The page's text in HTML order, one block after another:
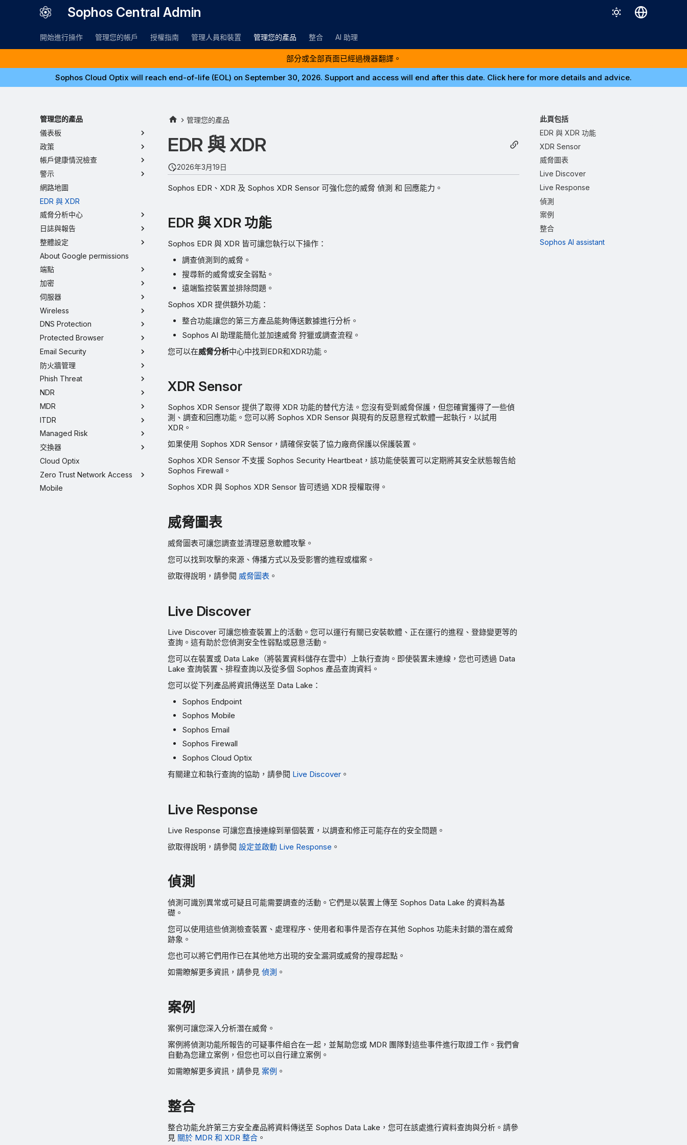
Sophos Central Admin
Español
開始進行操作 管理您的帳戶 授權指南 管理人員和裝置 管理您的產品 整合 AI 助理
部分或全部頁面已經過機器翻譯。
Sophos Cloud Optix will reach end-of-life (EOL) on September 30, 2026. Support and access will end after this date. Click here for more details and advice.
管理您的產品
儀表板
政策
帳戶健康情況檢查
警示
網路地圖
EDR 與 XDR
威脅分析中心
日誌與報告
整體設定
About Google permissions
端點
加密
伺服器
Wireless
DNS Protection
Protected Browser
Email Security
防火牆管理
Phish Threat
NDR
MDR
ITDR
Managed Risk
交換器
Cloud Optix
Zero Trust Network Access
Mobile
此頁包括
EDR 與 XDR 功能
XDR Sensor
威脅圖表
Live Discover
Live Response
偵測
案例
整合
Sophos AI assistant
管理您的產品
EDR 與 XDR
2026年3月19日
Sophos EDR、XDR 及 Sophos XDR Sensor 可強化您的威脅 偵測 和 回應能力。
EDR 與 XDR 功能
Sophos EDR 與 XDR 皆可讓您執行以下操作：
調查偵測到的威脅。
搜尋新的威脅或安全弱點。
遠端監控裝置並排除問題。
Sophos XDR 提供額外功能：
整合功能讓您的第三方產品能夠傳送數據進行分析。
Sophos AI 助理能簡化並加速威脅 狩獵或調查流程。
您可以在威脅分析中心中找到EDR和XDR功能。
XDR Sensor
Sophos XDR Sensor 提供了取得 XDR 功能的替代方法。您沒有受到威脅保護，但您確實獲得了一些偵
測、調查和回應功能。您可以將 Sophos XDR Sensor 與現有的反惡意程式軟體一起執行，以試用
XDR。
如果使用 Sophos XDR Sensor，請確保安裝了協力廠商保護以保護裝置。
Sophos XDR Sensor 不支援 Sophos Security Heartbeat，該功能使裝置可以定期將其安全狀態報告給
Sophos Firewall。
Sophos XDR 與 Sophos XDR Sensor 皆可透過 XDR 授權取得。
威脅圖表
威脅圖表可讓您調查並清理惡意軟體攻擊。
您可以找到攻擊的來源、傳播方式以及受影響的進程或檔案。
欲取得說明，請參閱 威脅圖表 。
Live Discover
Live Discover 可讓您檢查裝置上的活動。您可以運行有關已安裝軟體、正在運行的進程、登錄變更等的
查詢。這有助於您偵測安全性弱點或惡意活動。
您可以在裝置或 Data Lake（將裝置資料儲存在雲中）上執行查詢。即使裝置未連線，您也可透過 Data
Lake 查詢裝置、排程查詢以及從多個 Sophos 產品查詢資料。
您可以從下列產品將資訊傳送至 Data Lake：
Sophos Endpoint
Sophos Mobile
Sophos Email
Sophos Firewall
Sophos Cloud Optix
有關建立和執行查詢的協助，請參閱 Live Discover 。
Live Response
Live Response 可讓您直接連線到單個裝置，以調查和修正可能存在的安全問題。
欲取得說明，請參閱 設定並啟動 Live Response 。
偵測
偵測可識別異常或可疑且可能需要調查的活動。它們是以裝置上傳至 Sophos Data Lake 的資料為基
礎。
您可以使用這些偵測檢查裝置、處理程序、使用者和事件是否存在其他 Sophos 功能未封鎖的潛在威脅
跡象。
您也可以將它們用作已在其他地方出現的安全漏洞或威脅的搜尋起點。
如需瞭解更多資訊，請參見 偵測 。
案例
案例可讓您深入分析潛在威脅。
案例將偵測功能所報告的可疑事件組合在一起，並幫助您或 MDR 團隊對這些事件進行取證工作。我們會
自動為您建立案例，但您也可以自行建立案例。
如需瞭解更多資訊，請參見 案例 。
整合
整合功能允許第三方安全產品將資料傳送至 Sophos Data Lake，您可在該處進行資料查詢與分析。請參
見 關於 MDR 和 XDR 整合 。